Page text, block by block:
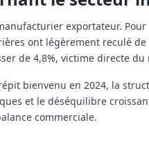
exportateur.
ont légèrement reculé
de 4,8%, victime directe
bienvenu en 2024, la
et le déséquilibre
commerciale.